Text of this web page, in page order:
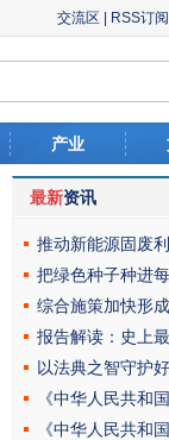
交流区 RSS订阅
产业
最新资讯
推动新能源固废
把绿色种子种进
综合施策加快形
报告解读：史上
以法典之智守护
《中华人民共和
《中华人民共和